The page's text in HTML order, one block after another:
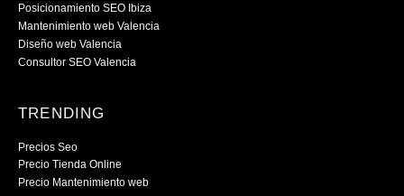
Posicionamiento SEO Ibiza
Mantenimiento web Valencia
Diseño web Valencia
Consultor SEO Valencia
TRENDING
Precios Seo
Precio Tienda Online
Precio Mantenimiento web